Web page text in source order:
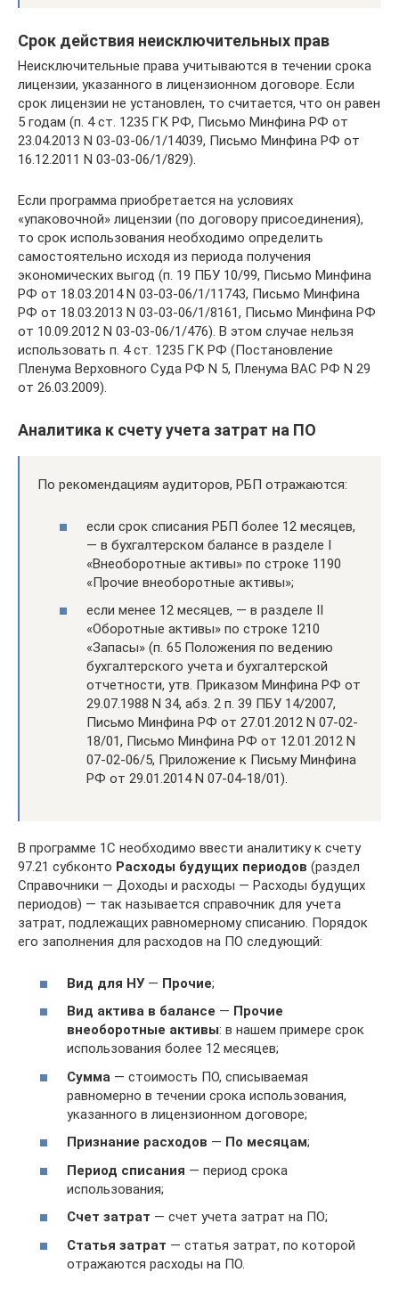
Срок действия неисключительных прав
Неисключительные права учитываются в течении срока
лицензии, указанного в лицензионном договоре. Если
срок лицензии не установлен, то считается, что он равен
5 годам (п. 4 ст. 1235 ГК РФ, Письмо Минфина РФ от
23.04.2013 N 03-03-06/1/14039, Письмо Минфина РФ от
16.12.2011 N 03-03-06/1/829).
Если программа приобретается на условиях
«упаковочной» лицензии (по договору присоединения),
то срок использования необходимо определить
самостоятельно исходя из периода получения
экономических выгод (п. 19 ПБУ 10/99, Письмо Минфина
РФ от 18.03.2014 N 03-03-06/1/11743, Письмо Минфина
РФ от 18.03.2013 N 03-03-06/1/8161, Письмо Минфина РФ
от 10.09.2012 N 03-03-06/1/476). В этом случае нельзя
использовать п. 4 ст. 1235 ГК РФ (Постановление
Пленума Верховного Суда РФ N 5, Пленума ВАС РФ N 29
от 26.03.2009).
Аналитика к счету учета затрат на ПО
По рекомендациям аудиторов, РБП отражаются:
если срок списания РБП более 12 месяцев,
— в бухгалтерском балансе в разделе I
«Внеоборотные активы» по строке 1190
«Прочие внеоборотные активы»;
если менее 12 месяцев, — в разделе II
«Оборотные активы» по строке 1210
«Запасы» (п. 65 Положения по ведению
бухгалтерского учета и бухгалтерской
отчетности, утв. Приказом Минфина РФ от
29.07.1988 N 34, абз. 2 п. 39 ПБУ 14/2007,
Письмо Минфина РФ от 27.01.2012 N 07-02-
18/01, Письмо Минфина РФ от 12.01.2012 N
07-02-06/5, Приложение к Письму Минфина
РФ от 29.01.2014 N 07-04-18/01).
В программе 1С необходимо ввести аналитику к счету
97.21 субконто Расходы будущих периодов (раздел
Справочники — Доходы и расходы — Расходы будущих
периодов) — так называется справочник для учета
затрат, подлежащих равномерному списанию. Порядок
его заполнения для расходов на ПО следующий:
Вид для НУ— Прочие;
Вид актива в балансе — Прочие
внеоборотные активы: в нашем примере срок
использования более 12 месяцев;
Сумма — стоимость ПО, списываемая
равномерно в течении срока использования,
указанного в лицензионном договоре;
Признание расходов — По месяцам;
Период списания — период срока
использования;
Счет затрат — счет учета затрат на ПО;
Статья затрат — статья затрат, по которой
отражаются расходы на ПО.